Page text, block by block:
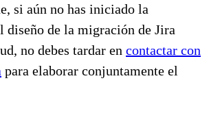
si aún no has iniciado la
de la migración de Jira
no debes tardar en contactar con
para elaborar conjuntamente el